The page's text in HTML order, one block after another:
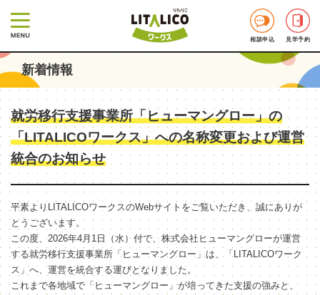
相談申込 見学予約
新着情報
就労移行支援事業所「ヒューマングロー」の
「LITALICOワークス」への名称変更および運営
統合のお知らせ
平素よりLITALICOワークスのWebサイトをご覧いただき、誠にありが
とうございます。
この度、2026年4月1日（水）付で、株式会社ヒューマングローが運営
する就労移行支援事業所「ヒューマングロー」は、「LITALICOワーク
ス」へ、運営を統合する運びとなりました。
これまで各地域で「ヒューマングロー」が培ってきた支援の強みと、